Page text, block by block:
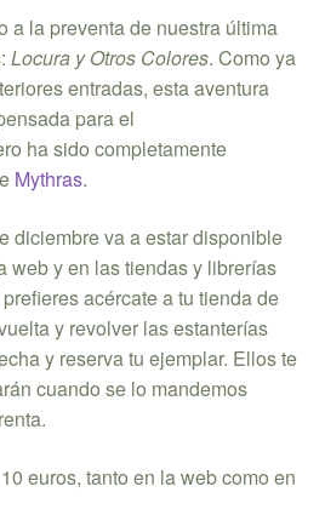
a la preventa de nuestra última
Locura y Otros Colores. Como ya
entradas, esta aventura
para el
ha sido completamente
Mythras.
diciembre va a estar disponible
web y en las tiendas y librerías
acércate a tu tienda de
y revolver las estanterías
y reserva tu ejemplar. Ellos te
cuando se lo mandemos
euros, tanto en la web como en